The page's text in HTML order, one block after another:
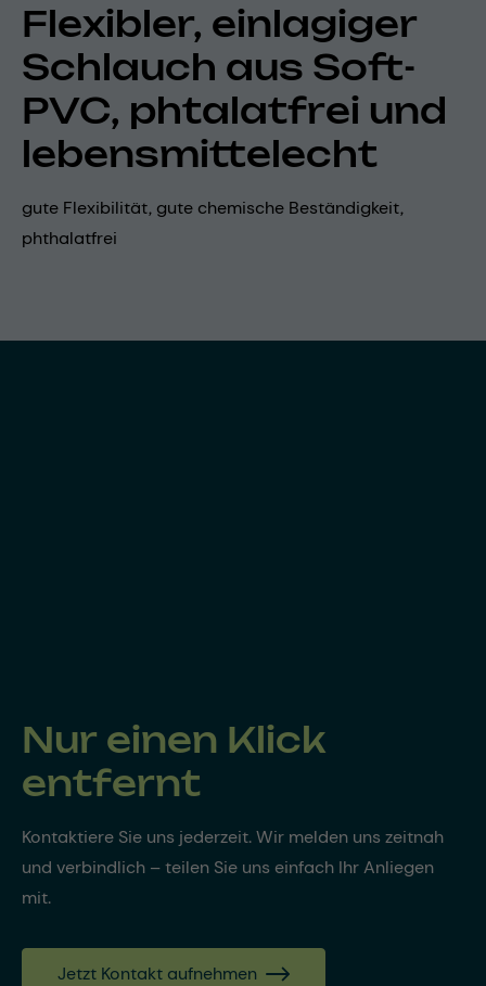
Flexibler, einlagiger
Schlauch aus Soft-
PVC, phtalatfrei und
lebensmittelecht
gute Flexibilität, gute chemische Beständigkeit,
phthalatfrei
Nur einen Klick
entfernt
Kontaktiere Sie uns jederzeit. Wir melden uns zeitnah
und verbindlich – teilen Sie uns einfach Ihr Anliegen
mit.
Jetzt Kontakt aufnehmen